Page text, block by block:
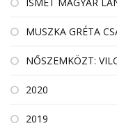
MUSZKA GRÉTA
NŐSZEMKÖZT:
2020
2019